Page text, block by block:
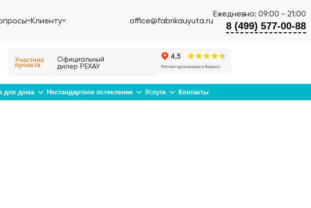
Клиенту office@fabrikauyuta.ru
Ежедневно: 09:00 - 21:00
8 (499) 577-00-88
Участник
проекта
Официальный
дилер РЕХАУ
для дома Нестандартное остекление Услуги Контакты